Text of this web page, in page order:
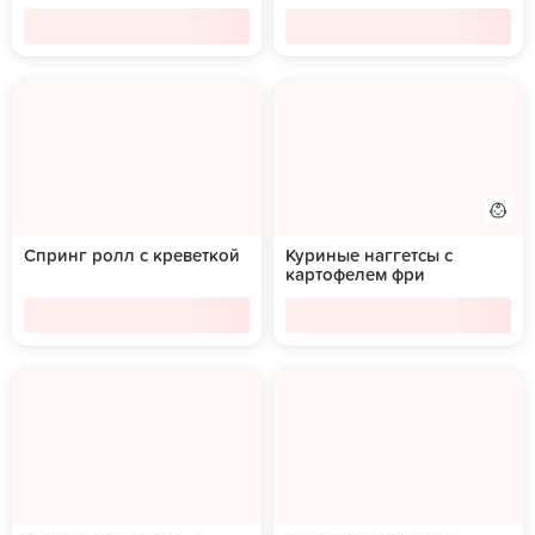
Спринг ролл с креветкой
Куриные наггетсы с
картофелем фри